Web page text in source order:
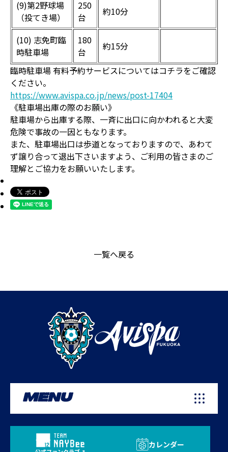
(9)第2野球場
（投てき場）
250
台
約10分
(10) 志免町臨
時駐車場
180
台
約15分
臨時駐車場 有料予約サービスについてはコチラをご確認
ください。
https://www.avispa.co.jp/news/post-17404
《駐車場出庫の際のお願い》
駐車場から出庫する際、一斉に出口に向かわれると大変
危険で事故の一因ともなります。
また、駐車場出口は歩道となっておりますので、あわて
ず譲り合って退出下さいますよう、ご利用の皆さまのご
理解とご協力をお願いいたします。
一覧へ戻る
MENU
カレンダー